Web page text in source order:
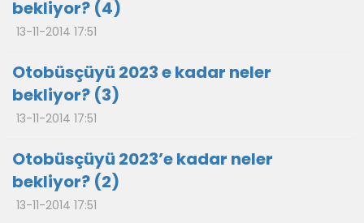
bekliyor? (4)
13-11-2014 17:51
Otobüsçüyü 2023 e kadar neler
bekliyor? (3)
13-11-2014 17:51
Otobüsçüyü 2023’e kadar neler
bekliyor? (2)
13-11-2014 17:51